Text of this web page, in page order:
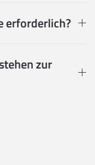
erforderlich?
zur